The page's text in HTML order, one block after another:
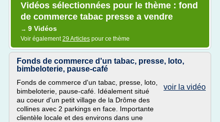
Vidéos sélectionnées pour le thème : fond
de commerce tabac presse a vendre
→ 9 Vidéos
Voir également29 Articles pour ce thème
Fonds de commerce d'un tabac, presse, loto,
bimbeloterie, pause-café
voir la vidéo
Fonds de commerce d'un tabac, presse, loto,
bimbeloterie, pause-café. Idéalement situé
au coeur d'un petit village de la Drôme des
collines avec 2 parkings en face. Importante
clientèle locale et des environs dans une